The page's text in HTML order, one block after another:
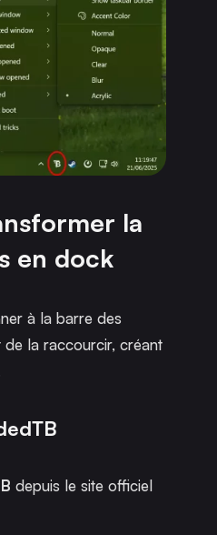
la
en dock
à la barre des
la raccourcir, créant
depuis le site officiel